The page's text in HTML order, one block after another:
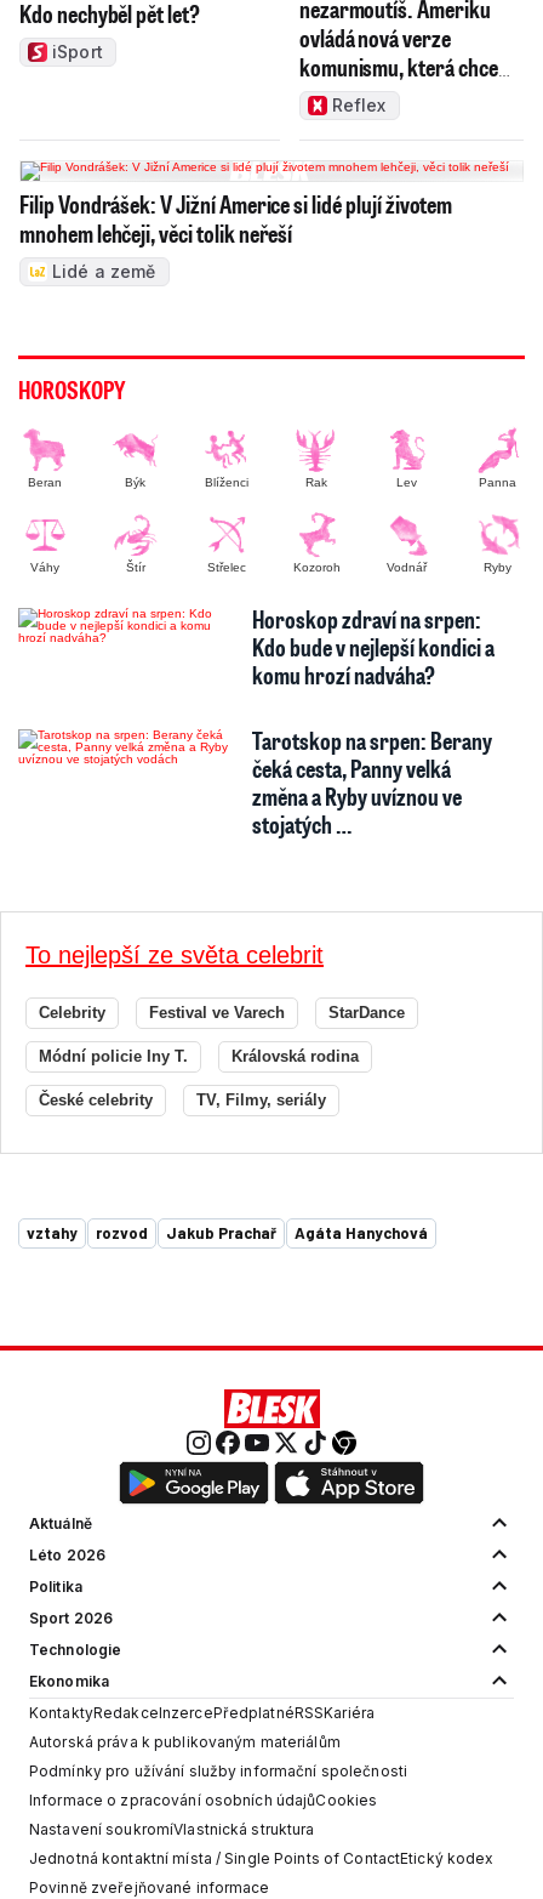
Kdo nechyběl pět let?
iSport
nezarmoutíš. Ameriku
ovládá nová verze
komunismu, která chce
měnit zajeté pořádky
Reflex
Filip Vondrášek: V Jižní Americe si lidé plují životem
mnohem lehčeji, věci tolik neřeší
Lidé a země
HOROSKOPY
Beran Býk Blíženci Rak Lev Panna
Váhy Štír Střelec Kozoroh Vodnář Ryby
Horoskop zdraví na srpen:
Kdo bude v nejlepší kondici a
komu hrozí nadváha?
Tarotskop na srpen: Berany
čeká cesta, Panny velká
změna a Ryby uvíznou ve
stojatých …
To nejlepší ze světa celebrit
Celebrity Festival ve Varech StarDance
Módní policie Iny T. Královská rodina
České celebrity TV, Filmy, seriály
vztahy rozvod Jakub Prachař Agáta Hanychová
Aktuálně
Léto 2026
Politika
Sport 2026
Technologie
Ekonomika
KontaktyRedakceInzercePředplatnéRSSKariéra
Autorská práva k publikovaným materiálům
Podmínky pro užívání služby informační společnosti
Informace o zpracování osobních údajůCookies
Nastavení soukromíVlastnická struktura
Jednotná kontaktní místa / Single Points of ContactEtický kodex
Povinně zveřejňované informace